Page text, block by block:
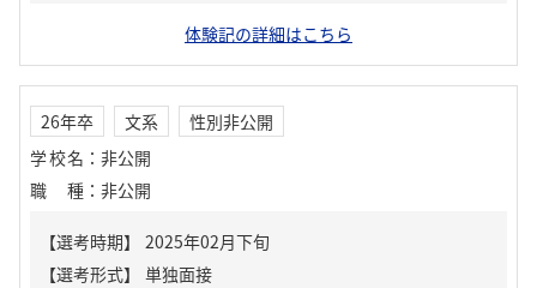
体験記の詳細はこちら
26年卒 文系
性別非公開
学校名 ： 非公開
職種 ： 非公開